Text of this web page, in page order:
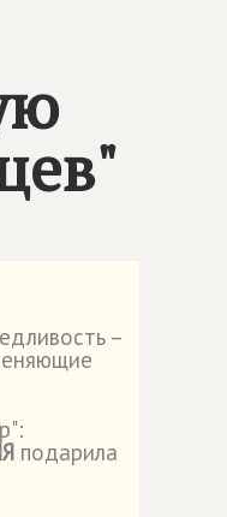
–
подарила